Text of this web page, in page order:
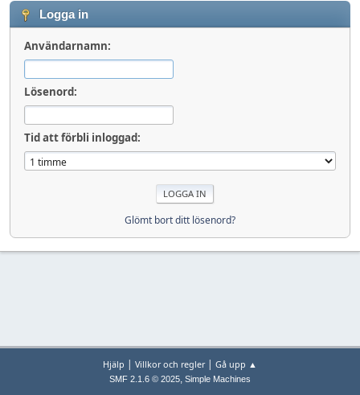
Logga in
Användarnamn:
Lösenord:
Tid att förbli inloggad:
Glömt bort ditt lösenord?
Hjälp | Villkor och regler| Gå upp ▲
SMF 2.1.6 © 2025, Simple Machines